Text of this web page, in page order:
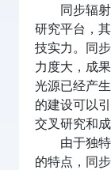
同步辐
研究平台，
技实力。同
力度大，成
光源已经产
的建设可以
交叉研究和
由于独
的特点，同